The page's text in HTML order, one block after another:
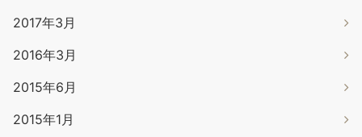
2017年3月
2016年3月
2015年6月
2015年1月